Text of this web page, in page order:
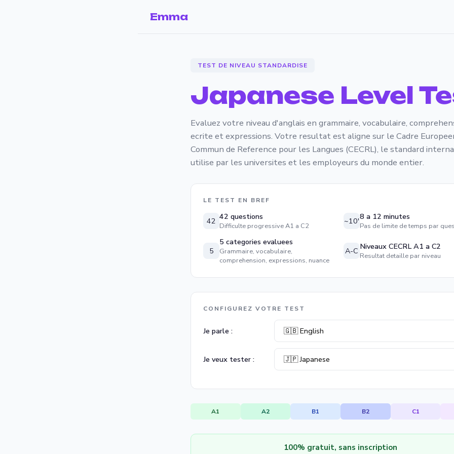
Emma
TEST DE NIVEAU STANDARDISE
Japanese Level
Evaluez votre niveau d'anglais en grammaire, vocabulaire,
ecrite et expressions. Votre resultat est aligne sur le Cadre
Commun de Reference pour les Langues (CECRL), le standard
utilise par les universites et les employeurs du monde entier.
LE TEST EN BREF
42 42 questions
Difficulte progressive A1 a C2 ~10'8 a 12 minutes
Pas de limite de temps par
5
5 categories evaluees
Grammaire, vocabulaire,
comprehension, expressions, nuance
A-C Niveaux CECRL A1 a C2
Resultat detaille par niveau
CONFIGUREZ VOTRE TEST
Je parle :
Je veux tester :
A1 A2 B1 B2 C1
100% gratuit, sans inscription